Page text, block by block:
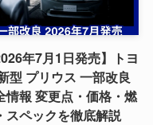
年7月1日発売】トヨ
型 プリウス 一部改良
情報 変更点・価格・燃
スペックを徹底解説